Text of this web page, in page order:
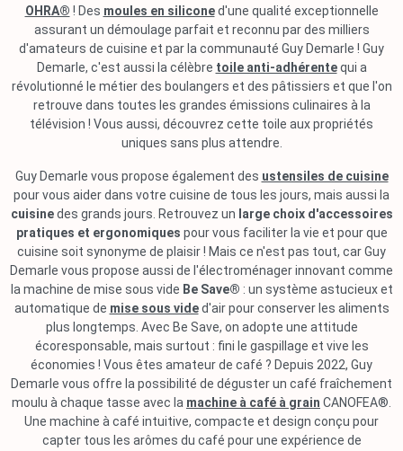
OHRA® ! Des moules en siliconed'une qualité exceptionnelle
assurant un démoulage parfait et reconnu par des milliers
d'amateurs de cuisine et par la communauté Guy Demarle ! Guy
Demarle, c'est aussi la célèbre toile anti-adhérentequi a
révolutionné le métier des boulangers et des pâtissiers et que l'on
retrouve dans toutes les grandes émissions culinaires à la
télévision ! Vous aussi, découvrez cette toile aux propriétés
uniques sans plus attendre.
Guy Demarle vous propose également des ustensiles de cuisine
pour vous aider dans votre cuisine de tous les jours, mais aussi la
cuisinedes grands jours. Retrouvez un large choix d'accessoires
pratiques et ergonomiques pour vous faciliter la vie et pour que
cuisine soit synonyme de plaisir ! Mais ce n'est pas tout, car Guy
Demarle vous propose aussi de l'électroménager innovant comme
la machine de mise sous vide Be Save® : un système astucieux et
automatique de mise sous vided'air pour conserver les aliments
plus longtemps. Avec Be Save, on adopte une attitude
écoresponsable, mais surtout : fini le gaspillage et vive les
économies ! Vous êtes amateur de café ? Depuis 2022, Guy
Demarle vous offre la possibilité de déguster un café fraîchement
moulu à chaque tasse avec la machine à café à grain CANOFEA®.
Une machine à café intuitive, compacte et design conçu pour
capter tous les arômes du café pour une expérience de